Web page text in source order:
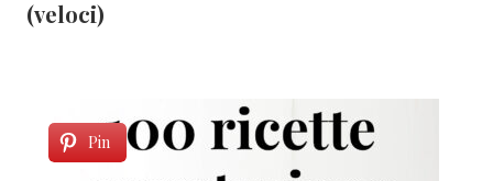
(veloci)
Pin